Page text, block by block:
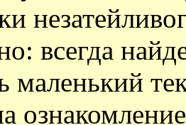
всегда
маленький